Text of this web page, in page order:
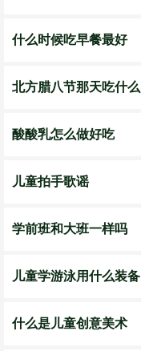
什么时候吃早餐最好
北方腊八节那天吃什么
酸酸乳怎么做好吃
儿童拍手歌谣
学前班和大班一样吗
儿童学游泳用什么装备
什么是儿童创意美术